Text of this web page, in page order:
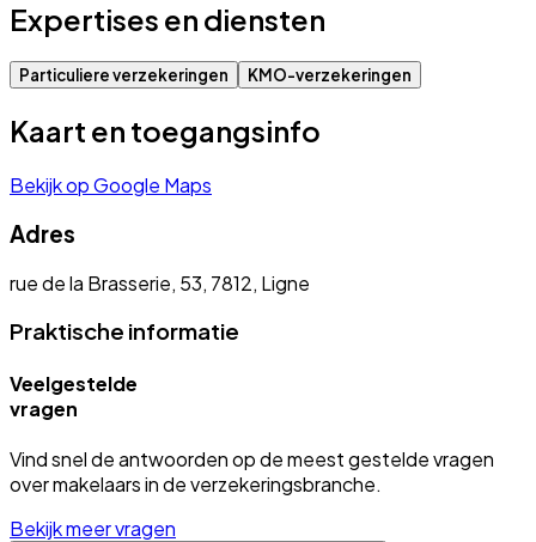
Expertises en diensten
Particuliere verzekeringen KMO-verzekeringen
Kaart en toegangsinfo
Bekijk op Google Maps
Adres
rue de la Brasserie, 53, 7812, Ligne
Praktische informatie
Veelgestelde
vragen
Vind snel de antwoorden op de meest gestelde vragen
over makelaars in de verzekeringsbranche.
Bekijk meer vragen